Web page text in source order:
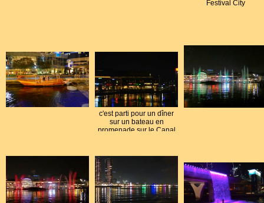
Festival City
c'est parti pour un dîner
sur un bateau en
promenade sur le Canal